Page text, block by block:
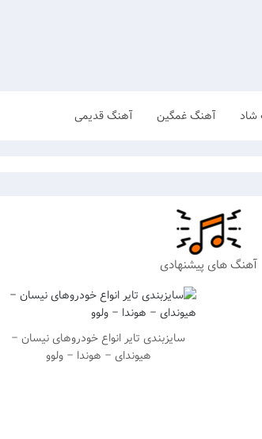
شاد آهنگ غمگین آهنگ قدیمی
آهنگ های پیشنهادی
سایزبندی تایر انواع خودروهای نیسان –
هیوندای – هوندا – ولوو